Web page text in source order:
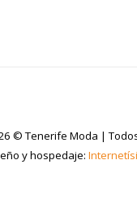
© Tenerife Moda |
y hospedaje: